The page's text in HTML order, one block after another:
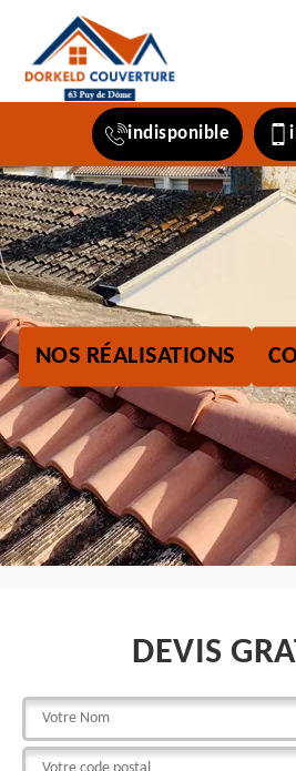
indisponible
NOS RÉALISATIONS
DEVIS